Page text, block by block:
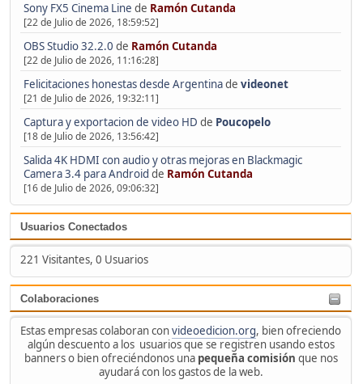
Sony FX5 Cinema Line de Ramón Cutanda
[22 de Julio de 2026, 18:59:52]
OBS Studio 32.2.0 de Ramón Cutanda
[22 de Julio de 2026, 11:16:28]
Felicitaciones honestas desde Argentinade videonet
[21 de Julio de 2026, 19:32:11]
Captura y exportacion de video HD de Poucopelo
[18 de Julio de 2026, 13:56:42]
Salida 4K HDMI con audio y otras mejoras en Blackmagic
Camera 3.4 para Android de Ramón Cutanda
[16 de Julio de 2026, 09:06:32]
Usuarios Conectados
221 Visitantes, 0 Usuarios
Colaboraciones
Estas empresas colaboran convideoedicion.org, bien ofreciendo
algún descuento a los usuarios que se registren usando estos
banners o bien ofreciéndonos una pequeña comisión que nos
ayudará con los gastos de la web.